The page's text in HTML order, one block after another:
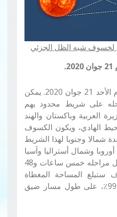
كسوف حلقي للشمس يوم الأحد 21 جوان 2020. يمكن
على شريط محدود يهم
العربية وباكستان والهند
الهادي، ويكون الكسوف
شمالا وجنوبا لهذا الشريط
وشمال أستراليا وآسيا
ويدوم هذا الكسوف في كل مراحله خمس ساعات و48
المساحة المغطاة
لقرص الشمس أكثر من 99٪، على طول مسار ضيق